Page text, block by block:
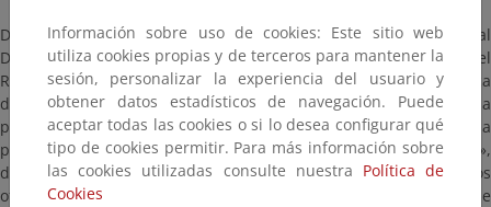
De conformidad con lo dispuesto en el artículo 152.8 del Real
Decreto 876/2014, de 10 de octubre, por el que se aprueba el
Reglamento General de Costas, se somete a información pública
dicha solicitud por un plazo de veinte (20) días hábiles, contados a
partir del día siguiente a la fecha en que tenga lugar la
publicación de este anuncio en el «Boletín Oficial del Estado»,
dentro del cual las personas interesadas podrán consultar los
oficios antes mencionados en las oficinas de la Demarcación de
Información sobre uso de cookies: Este sitio web
utiliza cookies propias y de terceros para mantener la
sesión, personalizar la experiencia del usuario y
obtener datos estadísticos de navegación. Puede
aceptar todas las cookies o si lo desea configurar qué
tipo de cookies permitir. Para más información sobre
las cookies utilizadas consulte nuestra Política de
Cookies